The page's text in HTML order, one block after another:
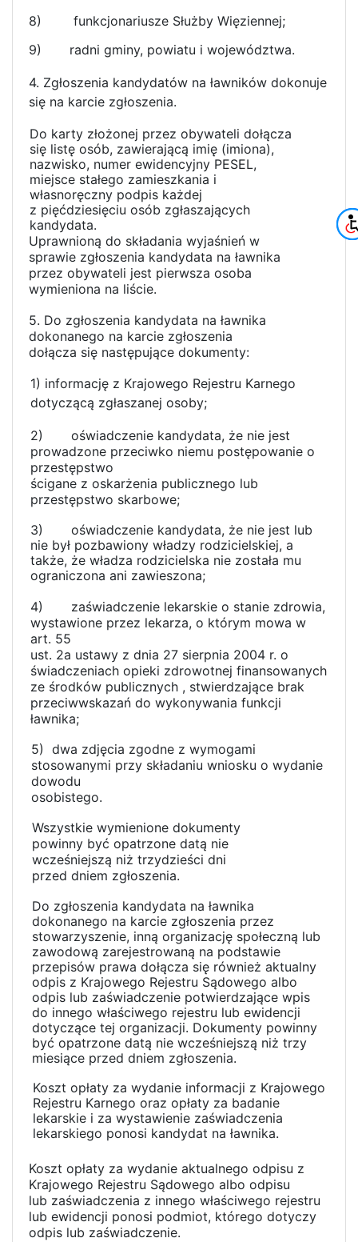
8)
funkcjonariusze Służby Więziennej;
9)
radni gminy, powiatu i województwa.
4. Zgłoszenia kandydatów na ławników dokonuje
się na karcie zgłoszenia.
Do karty złożonej przez obywateli dołącza
się listę osób, zawierającą imię (imiona),
nazwisko, numer ewidencyjny PESEL,
miejsce stałego zamieszkania i
własnoręczny podpis każdej
z pięćdziesięciu osób zgłaszających
kandydata.
Uprawnioną do składania wyjaśnień w
sprawie zgłoszenia kandydata na ławnika
przez obywateli jest pierwsza osoba
wymieniona na liście.
5. Do zgłoszenia kandydata na ławnika
dokonanego na karcie zgłoszenia
dołącza się następujące dokumenty:
1) informację z Krajowego Rejestru Karnego
dotyczącą zgłaszanej osoby;
2)
oświadczenie kandydata, że nie jest
prowadzone przeciwko niemu postępowanie o
przestępstwo
ścigane z oskarżenia publicznego lub
przestępstwo skarbowe;
3)
oświadczenie kandydata, że nie jest lub
nie był pozbawiony władzy rodzicielskiej, a
także, że władza rodzicielska nie została mu
ograniczona ani zawieszona;
4)
zaświadczenie lekarskie o stanie zdrowia,
wystawione przez lekarza, o którym mowa w
art. 55
ust. 2a ustawy z dnia 27 sierpnia 2004 r. o
świadczeniach opieki zdrowotnej finansowanych
ze środków publicznych , stwierdzające brak
przeciwwskazań do wykonywania funkcji
ławnika;
5) dwa zdjęcia zgodne z wymogami
stosowanymi przy składaniu wniosku o wydanie
dowodu
osobistego.
Wszystkie wymienione dokumenty
powinny być opatrzone datą nie
wcześniejszą niż trzydzieści dni
przed dniem zgłoszenia.
Do zgłoszenia kandydata na ławnika
dokonanego na karcie zgłoszenia przez
stowarzyszenie, inną organizację społeczną lub
zawodową zarejestrowaną na podstawie
przepisów prawa dołącza się również aktualny
odpis z Krajowego Rejestru Sądowego albo
odpis lub zaświadczenie potwierdzające wpis
do innego właściwego rejestru lub ewidencji
dotyczące tej organizacji. Dokumenty powinny
być opatrzone datą nie wcześniejszą niż trzy
miesiące przed dniem zgłoszenia.
Koszt opłaty za wydanie informacji z Krajowego
Rejestru Karnego oraz opłaty za badanie
lekarskie i za wystawienie zaświadczenia
lekarskiego ponosi kandydat na ławnika.
Koszt opłaty za wydanie aktualnego odpisu z
Krajowego Rejestru Sądowego albo odpisu
lub zaświadczenia z innego właściwego rejestru
lub ewidencji ponosi podmiot, którego dotyczy
odpis lub zaświadczenie.